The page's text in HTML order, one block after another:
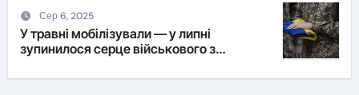
Сер 6, 2025
У травні мобілізували — у липні
зупинилося серце військового з